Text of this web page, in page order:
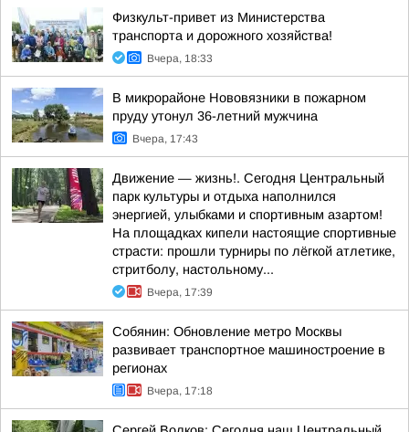
Физкульт-привет из Министерства
транспорта и дорожного хозяйства!
Вчера, 18:33
В микрорайоне Нововязники в пожарном
пруду утонул 36-летний мужчина
Вчера, 17:43
Движение — жизнь!. Сегодня Центральный
парк культуры и отдыха наполнился
энергией, улыбками и спортивным азартом!
На площадках кипели настоящие спортивные
страсти: прошли турниры по лёгкой атлетике,
стритболу, настольному...
Вчера, 17:39
Собянин: Обновление метро Москвы
развивает транспортное машиностроение в
регионах
Вчера, 17:18